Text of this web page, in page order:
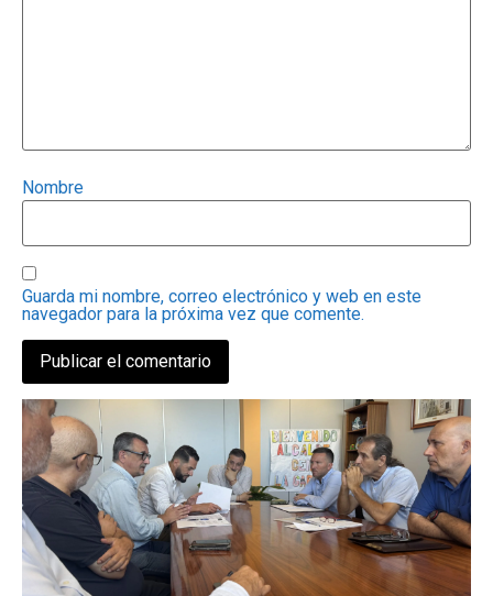
Nombre
Guarda mi nombre, correo electrónico y web en este
navegador para la próxima vez que comente.